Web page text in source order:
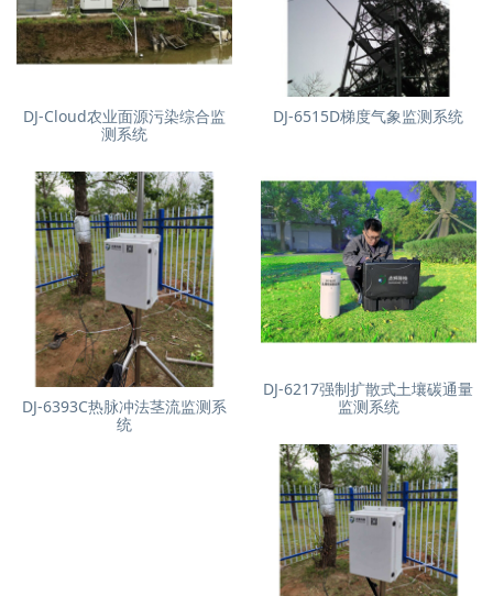
DJ-Cloud农业面源污染综合监
测系统
DJ-6515D梯度气象监测系统
DJ-6217强制扩散式土壤碳通量
监测系统
DJ-6393C热脉冲法茎流监测系
统